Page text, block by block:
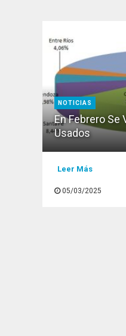
NOTICIAS
En Febrero Se
Usados
Leer Más
05/03/2025